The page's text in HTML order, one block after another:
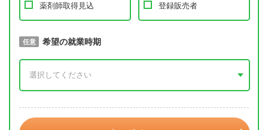
薬剤師取得見込 登録販売者
必須 取得予定年
任意 希望の就業時期